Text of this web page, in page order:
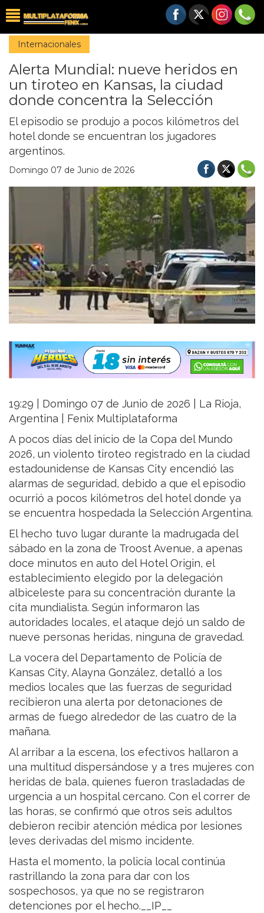
Internacionales
Alerta Mundial: nueve heridos en
un tiroteo en Kansas, la ciudad
donde concentra la Selección
El episodio se produjo a pocos kilómetros del
hotel donde se encuentran los jugadores
argentinos.
Domingo 07 de Junio de 2026
19:29 | Domingo 07 de Junio de 2026 | La Rioja,
Argentina | Fenix Multiplataforma
A pocos días del inicio de la Copa del Mundo
2026, un violento tiroteo registrado en la ciudad
estadounidense de Kansas City encendió las
alarmas de seguridad, debido a que el episodio
ocurrió a pocos kilómetros del hotel donde ya
se encuentra hospedada la Selección Argentina.
El hecho tuvo lugar durante la madrugada del
sábado en la zona de Troost Avenue, a apenas
doce minutos en auto del Hotel Origin, el
establecimiento elegido por la delegación
albiceleste para su concentración durante la
cita mundialista. Según informaron las
autoridades locales, el ataque dejó un saldo de
nueve personas heridas, ninguna de gravedad.
La vocera del Departamento de Policía de
Kansas City, Alayna González, detalló a los
medios locales que las fuerzas de seguridad
recibieron una alerta por detonaciones de
armas de fuego alrededor de las cuatro de la
mañana.
Al arribar a la escena, los efectivos hallaron a
una multitud dispersándose y a tres mujeres con
heridas de bala, quienes fueron trasladadas de
urgencia a un hospital cercano. Con el correr de
las horas, se confirmó que otros seis adultos
debieron recibir atención médica por lesiones
leves derivadas del mismo incidente.
Hasta el momento, la policía local continúa
rastrillando la zona para dar con los
sospechosos, ya que no se registraron
detenciones por el hecho.__IP__